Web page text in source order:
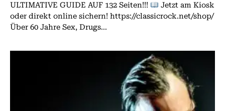
ULTIMATIVE GUIDE AUF 132 Seiten!!!
Jetzt am Kiosk
oder direkt online sichern! https://classicrock.net/shop/
Über 60 Jahre Sex, Drugs...